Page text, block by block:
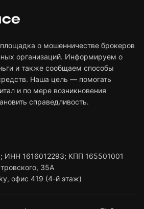
о мошенничестве брокеров
организаций. Информируем о
и также сообщаем способы
Наша цель — помогать
и по мере возникновения
справедливость.
; ИНН 1616012293; КПП 165501001
35А
офис 419 (4-й этаж)